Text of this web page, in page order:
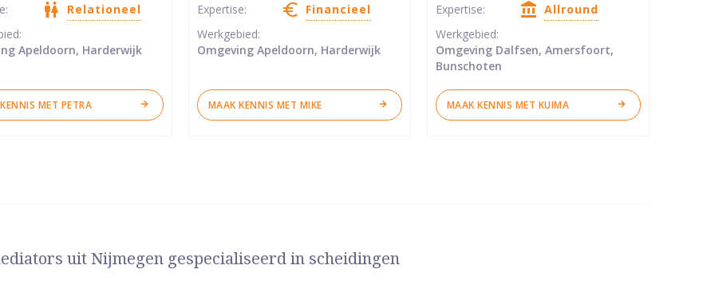
Relationeel
Apeldoorn, Harderwijk
MET PETRA
sterren
Expertise:
Financieel
Werkgebied:
Omgeving Apeldoorn, Harderwijk
MAAK KENNIS MET MIKE
sterren
Expertise:
Allround
Werkgebied:
Omgeving Dalfsen, Amersfoort,
Bunschoten
MAAK KENNIS MET KUIMA
uit Nijmegen gespecialiseerd in scheidingen